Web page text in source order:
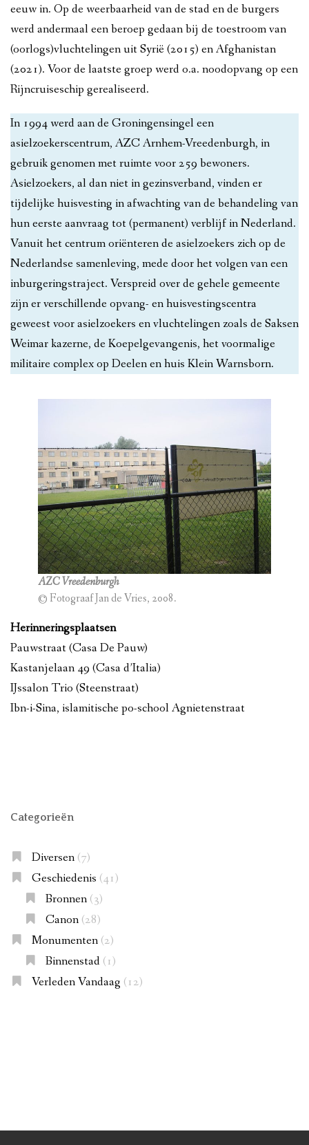
eeuw in. Op de weerbaarheid van de stad en de burgers
werd andermaal een beroep gedaan bij de toestroom van
(oorlogs)vluchtelingen uit Syrië (2015) en Afghanistan
(2021). Voor de laatste groep werd o.a. noodopvang op een
Rijncruiseschip gerealiseerd.
In 1994 werd aan de Groningensingel een
asielzoekerscentrum, AZC Arnhem-Vreedenburgh, in
gebruik genomen met ruimte voor 259 bewoners.
Asielzoekers, al dan niet in gezinsverband, vinden er
tijdelijke huisvesting in afwachting van de behandeling van
hun eerste aanvraag tot (permanent) verblijf in Nederland.
Vanuit het centrum oriënteren de asielzoekers zich op de
Nederlandse samenleving, mede door het volgen van een
inburgeringstraject. Verspreid over de gehele gemeente
zijn er verschillende opvang- en huisvestingscentra
geweest voor asielzoekers en vluchtelingen zoals de Saksen
Weimar kazerne, de Koepelgevangenis, het voormalige
militaire complex op Deelen en huis Klein Warnsborn.
AZC Vreedenburgh
© Fotograaf Jan de Vries, 2008.
Herinneringsplaatsen
Pauwstraat (Casa De Pauw)
Kastanjelaan 49 (Casa d’Italia)
IJssalon Trio (Steenstraat)
Ibn-i-Sina, islamitische po-school Agnietenstraat
Categorieën
Diversen(7)
Geschiedenis (41)
Bronnen(3)
Canon(28)
Monumenten(2)
Binnenstad(1)
Verleden Vandaag (12)